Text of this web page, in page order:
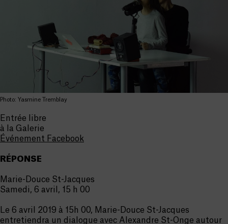
Photo: Yasmine Tremblay
Entrée libre
à la Galerie
Événement Facebook
RÉPONSE
Marie-Douce St-Jacques
Samedi, 6 avril, 15 h 00
Le 6 avril 2019 à 15h 00, Marie-Douce St-Jacques
entretiendra un dialogue avec Alexandre St-Onge autour